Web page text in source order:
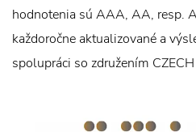
hodnotenia sú AAA, AA, resp.
každoročne aktualizované a
spolupráci so združením